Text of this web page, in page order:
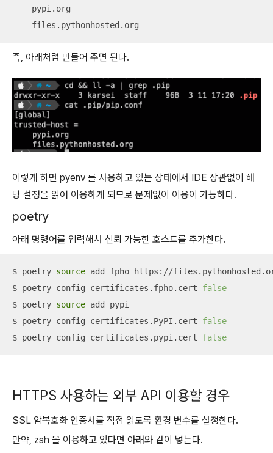
    pypi.org
    files.pythonhosted.org
즉, 아래처럼 만들어 주면 된다.
이렇게 하면 pyenv 를 사용하고 있는 상태에서 IDE 상관없이 해
당 설정을 읽어 이용하게 되므로 문제없이 이용이 가능하다.
poetry
아래 명령어를 입력해서 신뢰 가능한 호스트를 추가한다.
$ poetry source add fpho https://
$ poetry config certificates.fpho.cert false
$ poetry source add pypi
$ poetry config certificates.PyPI.cert false
$ poetry config certificates.pypi.cert false
HTTPS 사용하는 외부 API 이용할 경우
SSL 암복호화 인증서를 직접 읽도록 환경 변수를 설정한다.
만약, zsh 을 이용하고 있다면 아래와 같이 넣는다.